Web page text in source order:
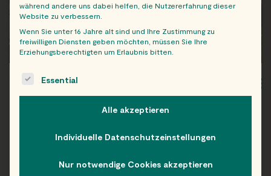
WIEN
Folge uns auf Instagram!
während andere uns dabei helfen, die Nutzererfahrung dieser
Website zu verbessern.
Wenn Sie unter 16 Jahre alt sind und Ihre Zustimmung zu
freiwilligen Diensten geben möchten, müssen Sie Ihre
Erziehungsberechtigten um Erlaubnis bitten.
The following is a list of service groups for which consent
Essential
Alle akzeptieren
Individuelle Datenschutzeinstellungen
Nur notwendige Cookies akzeptieren